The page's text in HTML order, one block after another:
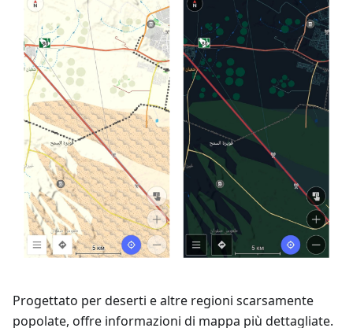
Progettato per deserti e altre regioni scarsamente
popolate, offre informazioni di mappa più dettagliate.